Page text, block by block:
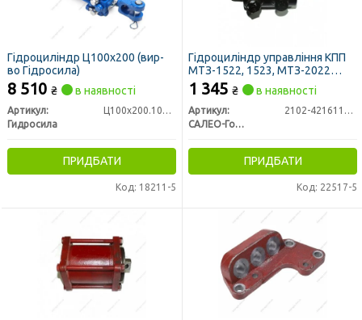
Гідроциліндр Ц100х200 (вир-
во Гідросила)
8 510 ₴ в наявності
Артикул:
Ц100х200.100-40-200
Гидросила
ПРИДБАТИ
Код: 18211-5
Гідроциліндр управління КПП
МТЗ-1522, 1523, МТЗ-2022
(вир-во Гідропривід)
1 345 ₴ в наявності
Артикул:
2102-4216110-Б
САЛЕО-Гомель ОАО
ПРИДБАТИ
Код: 22517-5